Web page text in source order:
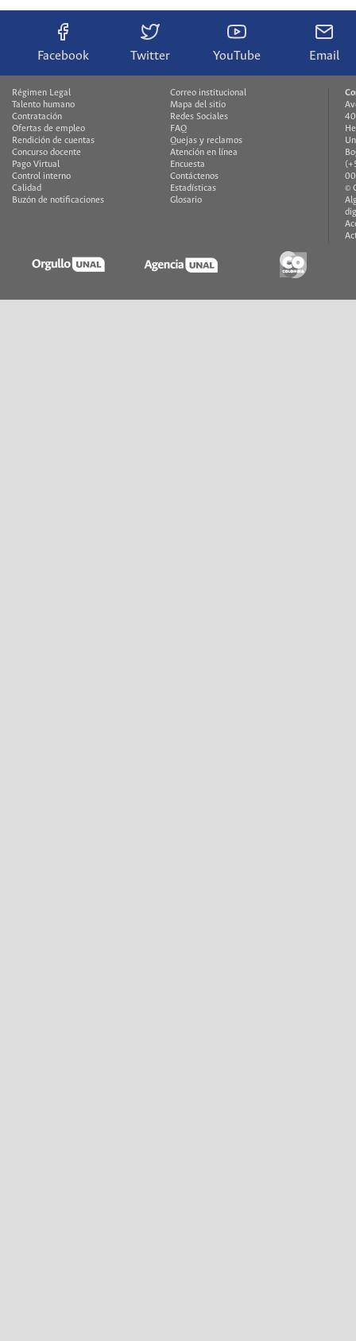
Facebook Twitter YouTube Email
Régimen Legal
Talento humano
Contratación
Ofertas de empleo
Rendición de cuentas
Concurso docente
Pago Virtual
Control interno
Calidad
Buzón de notificaciones
Correo institucional
Mapa del sitio
Redes Sociales
FAQ
Quejas y reclamos
Atención en línea
Encuesta
Contáctenos
Estadísticas
Glosario
©